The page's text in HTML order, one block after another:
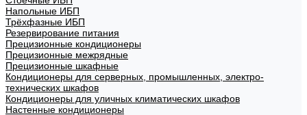
Напольные ИБП
Трёхфазные ИБП
Резервирование питания
Прецизионные кондиционеры
Прецизионные межрядные
Прецизионные шкафные
Кондиционеры для серверных, промышленных, электро-
технических шкафов
Кондиционеры для уличных климатических шкафов
Настенные кондиционеры